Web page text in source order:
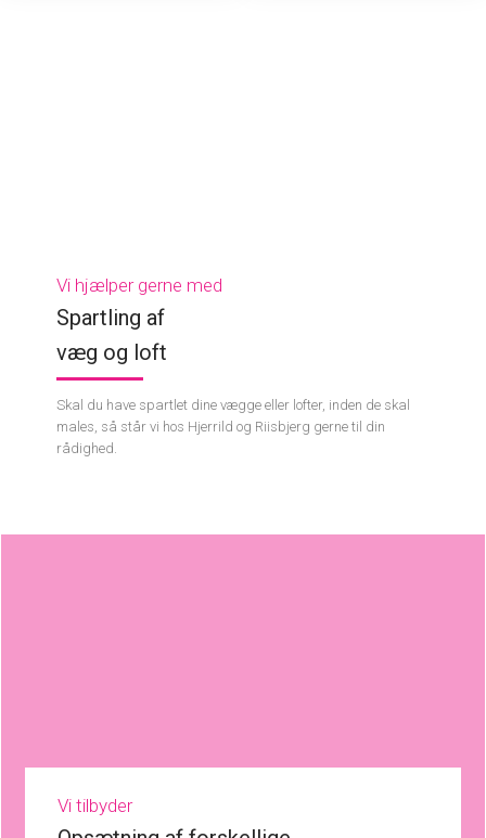
Vi hjælper gerne med
Spartling af
​væg og loft
​​Skal du have spartlet dine vægge eller lofter, inden de skal
males, så står vi hos Hjerrild og Riisbjerg gerne til din
rådighed.
Vi tilbyder